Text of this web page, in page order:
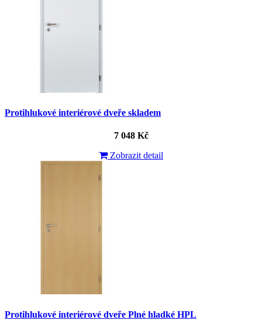
Protihlukové interiérové dveře skladem
7 048 Kč
Zobrazit detail
Protihlukové interiérové dveře Plné hladké HPL